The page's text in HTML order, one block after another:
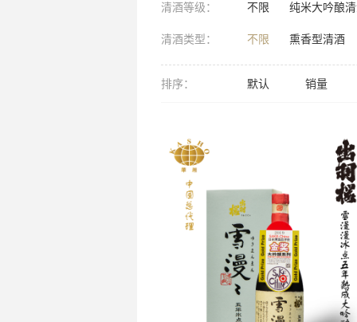
清酒等级： 不限 纯米大吟酿
清酒类型： 不限 熏香型清酒
排序： 默认 销量